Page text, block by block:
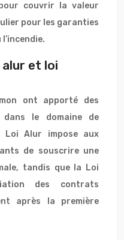
couvrir la valeur
pour les garanties
alur et loi
ont apporté des
dans le domaine de
Loi Alur impose aux
de souscrire une
tandis que la Loi
des contrats
après la première